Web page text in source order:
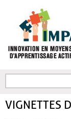
FORMULAIRE DE
VIGNETTES